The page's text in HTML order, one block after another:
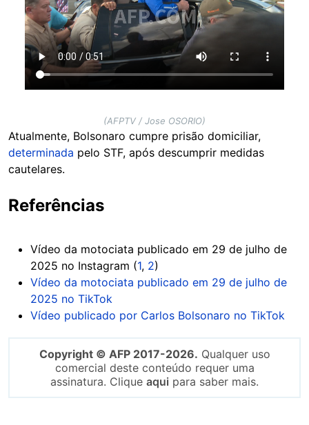
(AFPTV / Jose OSORIO)
Atualmente, Bolsonaro cumpre prisão domiciliar,
determinada pelo STF, após descumprir medidas
cautelares.
Referências
Vídeo da motociata publicado em 29 de julho de
2025 no Instagram (1, 2)
Vídeo da motociata publicado em 29 de julho de
2025 no TikTok
Vídeo publicado por Carlos Bolsonaro no TikTok
Copyright © AFP 2017-2026. Qualquer uso
comercial deste conteúdo requer uma
assinatura. Clique aqui para saber mais.